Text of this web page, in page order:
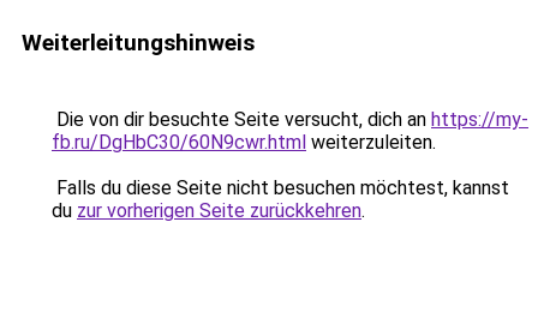
Weiterleitungshinweis
Die von dir besuchte Seite versucht, dich an https://my-
fb.ru/DgHbC30/60N9cwr.html weiterzuleiten.
Falls du diese Seite nicht besuchen möchtest, kannst
du zur vorherigen Seite zurückkehren.